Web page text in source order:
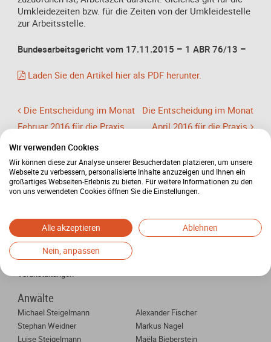
Umkleidezeiten bzw. für die Zeiten von der Umkleidestelle
zur Arbeitsstelle.
Bundesarbeitsgericht vom 17.11.2015 – 1 ABR 76/13 –
Laden Sie den Artikel hier als PDF herunter.
Die Entscheidung im Monat
Februar 2016 für die Praxis
Die Entscheidung im Monat
April 2016 für die Praxis
Arbeitnehmer
Betriebsräte
Über uns
Chronik
Veranstaltungen
Anwälte
Michael Steigelmann
Alexander Fischer
Stephan Weidner
Markus Nagel
Luise Steigelmann
Maëla Bieberstein
Wir verwenden Cookies
Wir können diese zur Analyse unserer Besucherdaten platzieren, um unsere
Webseite zu verbessern, personalisierte Inhalte anzuzeigen und Ihnen ein
großartiges Webseiten-Erlebnis zu bieten. Für weitere Informationen zu den
von uns verwendeten Cookies öffnen Sie die Einstellungen.
Alle akzeptieren
Ablehnen
Nein, anpassen